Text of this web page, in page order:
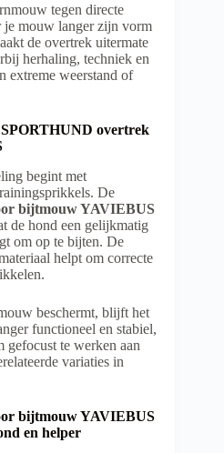
tegen directe
je mouw langer zijn vorm
de overtrek uitermate
herhaling, techniek en
extreme weerstand of
overtrek
begint met
De
bijtmouw YAVIEBUS
de hond een gelijkmatig
om op te bijten. De
helpt om correcte
beschermt, blijft het
functioneel en stabiel,
gefocust te werken aan
variaties in
bijtmouw YAVIEBUS
en helper